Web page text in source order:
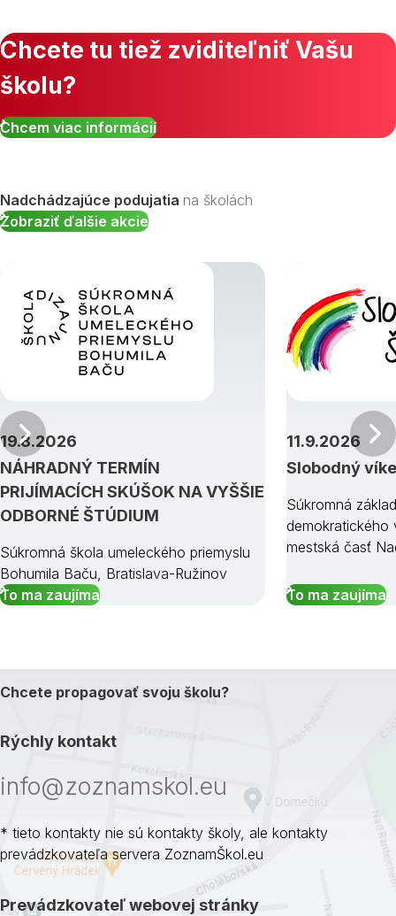
Zobraziť všetky študijné odbory »
Chcete tu tiež zviditeľniť Vašu
školu?
Chcem viac informácií
Nadchádzajúce podujatia na školách
Zobraziť ďalšie akcie
NÁHRADNÝ TERMÍN
PRIJÍMACÍCH SKÚŠOK NA VYŠŠIE
ODBORNÉ ŠTÚDIUM
19.8.2026
Súkromná škola umeleckého priemyslu
Bohumila Baču, Bratislava-Ružinov
To ma zaujíma
Slobodný
11.9.2026
Súkromná
demokratického
mestská časť
To ma zaujíma
Predchádzajúci
Chcete propagovať svoju školu?
Rýchly kontakt
info@zoznamskol.eu
* tieto kontakty nie sú kontakty školy, ale kontakty
prevádzkovateľa servera ZoznamŠkol.eu
Prevádzkovateľ webovej stránky